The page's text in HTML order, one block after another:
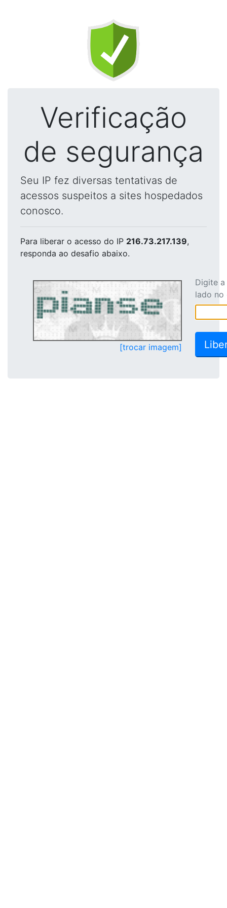
Verificação
de segurança
Seu IP fez diversas tentativas de
acessos suspeitos a sites hospedados
conosco.
Para liberar o acesso do IP 216.73.217.139,
responda ao desafio abaixo.
[trocar imagem]
Digite
lado no